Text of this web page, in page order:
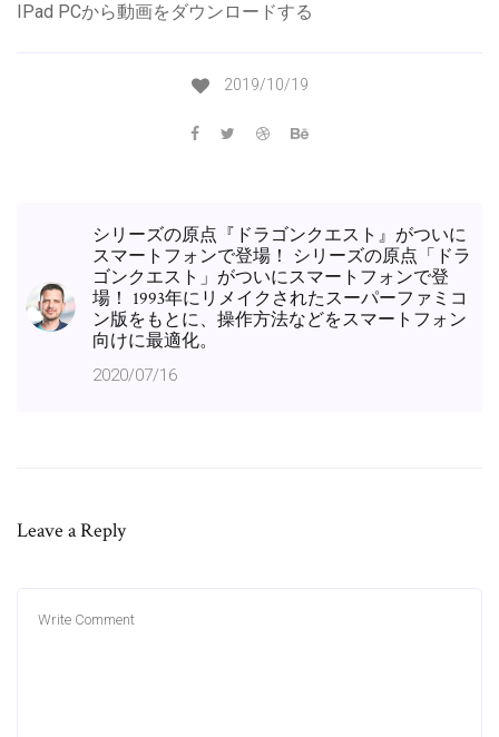
IPad PCから動画をダウンロードする
2019/10/19
シリーズの原点『ドラゴンクエスト』がついに
スマートフォンで登場！ シリーズの原点「ドラ
ゴンクエスト」がついにスマートフォンで登
場！ 1993年にリメイクされたスーパーファミコ
ン版をもとに、操作方法などをスマートフォン
向けに最適化。
2020/07/16
Leave a Reply